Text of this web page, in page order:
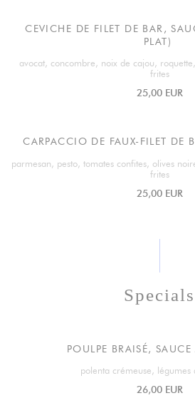
CEVICHE DE FILET DE BAR,
PLAT)
avocat, concombre, noix de cajou,
frites
25,00 EUR
CARPACCIO DE FAUX-FILET DE
parmesan, pesto, tomates confites, olives
frites
25,00 EUR
Specials
POULPE BRAISÉ, SAUCE
polenta crémeuse, légumes
26,00 EUR